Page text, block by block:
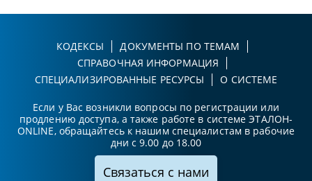
КОДЕКСЫ
ДОКУМЕНТЫ ПО ТЕМАМ
СПРАВОЧНАЯ ИНФОРМАЦИЯ
СПЕЦИАЛИЗИРОВАННЫЕ РЕСУРСЫ
О СИСТЕМЕ
Если у Вас возникли вопросы по регистрации или
продлению доступа, а также работе в системе ЭТАЛОН-
ONLINE, обращайтесь к нашим специалистам в рабочие
дни с 9.00 до 18.00
Связаться с нами